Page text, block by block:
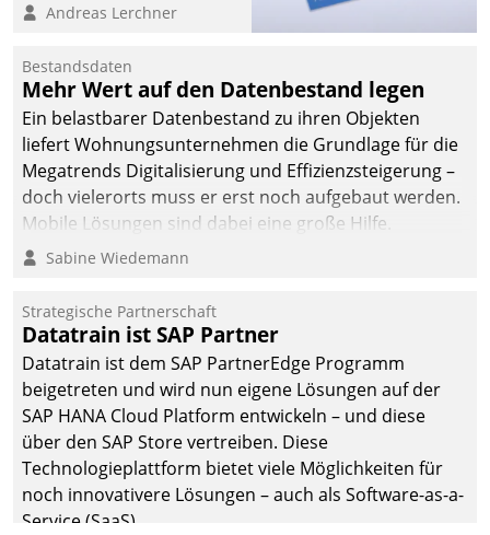
Cockpit für mobile
Datatrain. Die meravis
Wohnungsbau- und
Immobilien GmbH hat
sich dabei für den Betrieb
der Lösung über die SAP
Cloud Platform
entschieden - als erstes
Unternehmen am
Andreas Lerchner
Bestandsdaten
Mehr Wert auf den Datenbestand legen
Ein belastbarer Datenbestand zu ihren Objekten
liefert Wohnungsunternehmen die Grundlage für die
Megatrends Digitalisierung und Effizienzsteigerung –
doch vielerorts muss er erst noch aufgebaut werden.
Mobile Lösungen sind dabei eine große Hilfe.
Sabine Wiedemann
Strategische Partnerschaft
Datatrain ist SAP Partner
Datatrain ist dem SAP PartnerEdge Programm
beigetreten und wird nun eigene Lösungen auf der
SAP HANA Cloud Platform entwickeln – und diese
über den SAP Store vertreiben. Diese
Technologieplattform bietet viele Möglichkeiten für
noch innovativere Lösungen – auch als Software-as-a-
Service (SaaS).